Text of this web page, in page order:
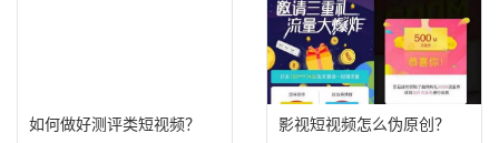
如何做好测评类短视频？
影视短视频怎么伪原创？